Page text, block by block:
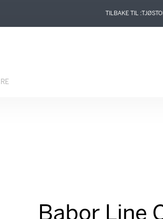
TILBAKE TIL :
Babor Line